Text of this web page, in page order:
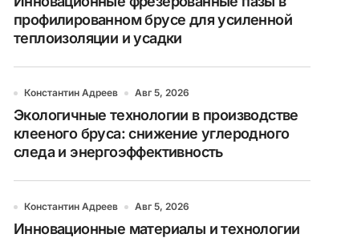
профилированном брусе для усиленной
теплоизоляции и усадки
Константин Адреев Авг 5, 2026
Экологичные технологии в производстве
клееного бруса: снижение углеродного
следа и энергоэффективность
Константин Адреев Авг 5, 2026
Инновационные материалы и технологии